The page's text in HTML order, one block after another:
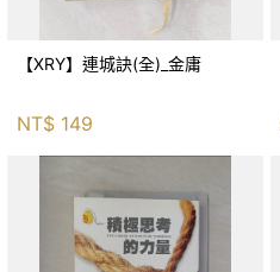
【XRY】連城訣(全)_金庸
NT$ 149